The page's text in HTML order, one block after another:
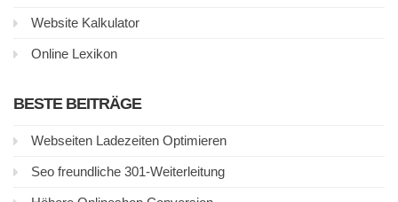
Website Kalkulator
Online Lexikon
BESTE BEITRÄGE
Webseiten Ladezeiten Optimieren
Seo freundliche 301-Weiterleitung